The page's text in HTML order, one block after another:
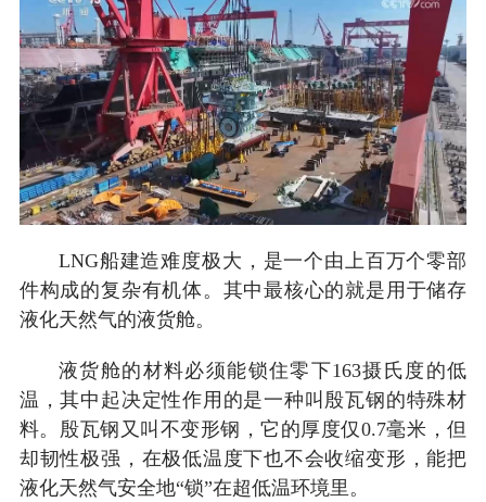
LNG船建造难度极大，是一个由上百万个零部
件构成的复杂有机体。其中最核心的就是用于储存
液化天然气的液货舱。
液货舱的材料必须能锁住零下163摄氏度的低
温，其中起决定性作用的是一种叫殷瓦钢的特殊材
料。殷瓦钢又叫不变形钢，它的厚度仅0.7毫米，但
却韧性极强，在极低温度下也不会收缩变形，能把
液化天然气安全地“锁”在超低温环境里。